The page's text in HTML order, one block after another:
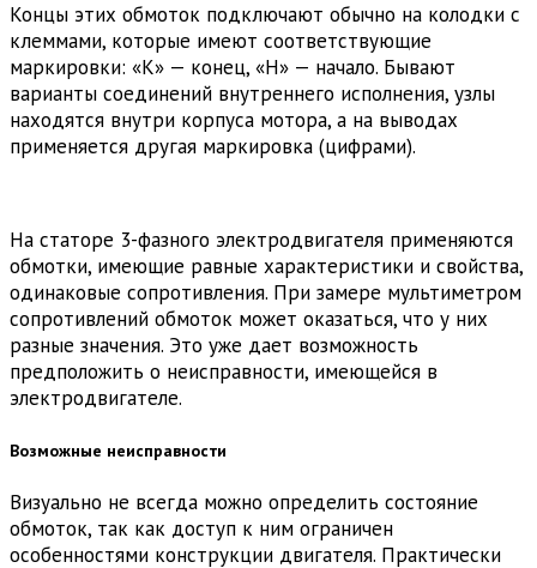
Концы этих обмоток подключают обычно на колодки с
клеммами, которые имеют соответствующие
маркировки: «К» — конец, «Н» — начало. Бывают
варианты соединений внутреннего исполнения, узлы
находятся внутри корпуса мотора, а на выводах
применяется другая маркировка (цифрами).
На статоре 3-фазного электродвигателя применяются
обмотки, имеющие равные характеристики и свойства,
одинаковые сопротивления. При замере мультиметром
сопротивлений обмоток может оказаться, что у них
разные значения. Это уже дает возможность
предположить о неисправности, имеющейся в
электродвигателе.
Возможные неисправности
Визуально не всегда можно определить состояние
обмоток, так как доступ к ним ограничен
особенностями конструкции двигателя. Практически